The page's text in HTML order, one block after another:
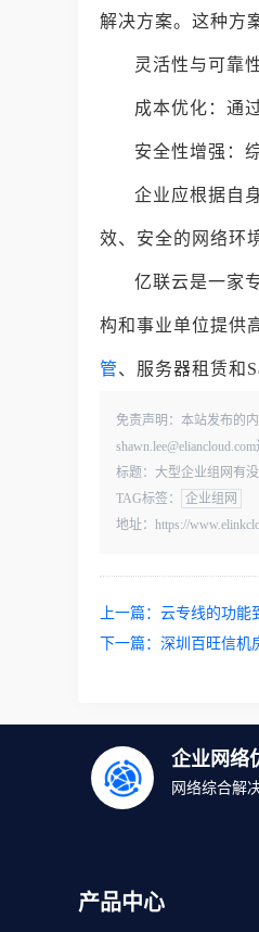
解决方案。这种方
灵活性与可靠
成本优化：通
安全性增强：
企业应根据自
效、安全的网络环
亿联云是一家
构和事业单位提供
管、服务器租赁和
免责声明：本站发布的
标题：大型企业组网有
TAG标签：
企业组网
地址：https://
上一篇： 云专线的功能
下一篇： 深圳百旺信机
企业网络
网络综合解
产品中心